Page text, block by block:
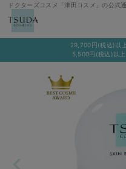
ドクターズコスメ「津田コスメ」の公式
29,700円(税込)以
5,500円(税込)以